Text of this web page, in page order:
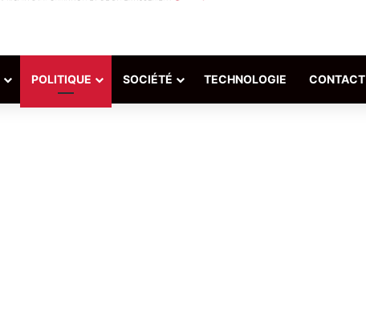
POLITIQUE SOCIÉTÉ TECHNOLOGIE CONTACT